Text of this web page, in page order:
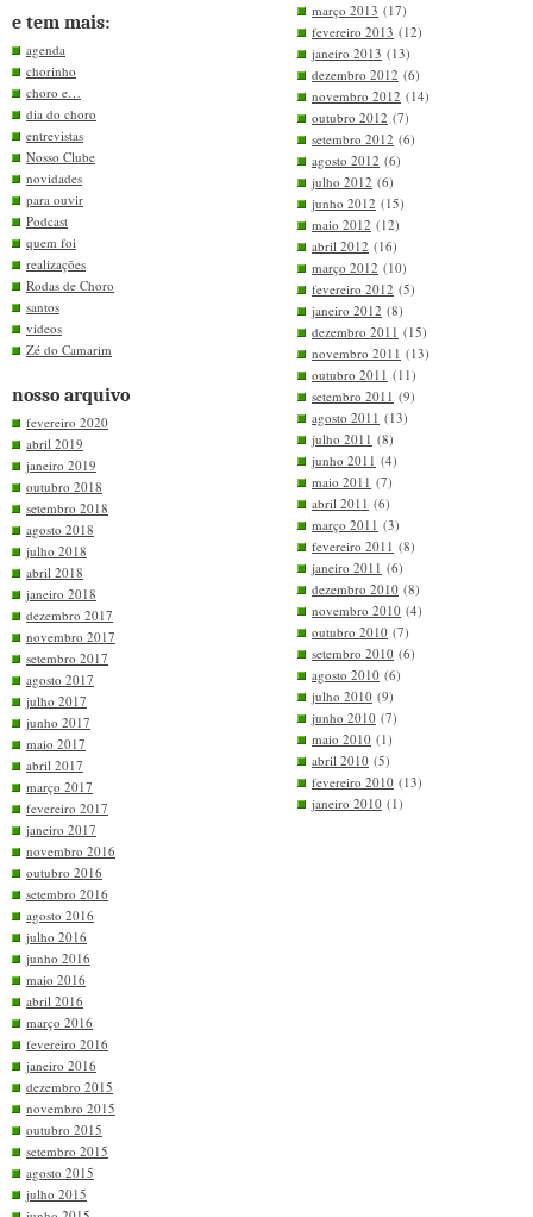
e tem mais:
agenda
chorinho
choro e…
dia do choro
entrevistas
Nosso Clube
novidades
para ouvir
Podcast
quem foi
realizações
Rodas de Choro
santos
videos
Zé do Camarim
nosso arquivo
fevereiro 2020
abril 2019
janeiro 2019
outubro 2018
setembro 2018
agosto 2018
julho 2018
abril 2018
janeiro 2018
dezembro 2017
novembro 2017
setembro 2017
agosto 2017
julho 2017
junho 2017
maio 2017
abril 2017
março 2017
fevereiro 2017
janeiro 2017
novembro 2016
outubro 2016
setembro 2016
agosto 2016
julho 2016
junho 2016
maio 2016
abril 2016
março 2016
fevereiro 2016
janeiro 2016
dezembro 2015
novembro 2015
outubro 2015
setembro 2015
agosto 2015
julho 2015
março 2013 (17)
fevereiro 2013 (12)
janeiro 2013 (13)
dezembro 2012 (6)
novembro 2012 (14)
outubro 2012 (7)
setembro 2012 (6)
agosto 2012 (6)
julho 2012 (6)
junho 2012 (15)
maio 2012 (12)
abril 2012 (16)
março 2012 (10)
fevereiro 2012 (5)
janeiro 2012 (8)
dezembro 2011 (15)
novembro 2011 (13)
outubro 2011 (11)
setembro 2011 (9)
agosto 2011 (13)
julho 2011 (8)
junho 2011 (4)
maio 2011 (7)
abril 2011 (6)
março 2011 (3)
fevereiro 2011 (8)
janeiro 2011 (6)
dezembro 2010 (8)
novembro 2010 (4)
outubro 2010 (7)
setembro 2010 (6)
agosto 2010 (6)
julho 2010 (9)
junho 2010 (7)
maio 2010 (1)
abril 2010 (5)
fevereiro 2010 (13)
janeiro 2010 (1)